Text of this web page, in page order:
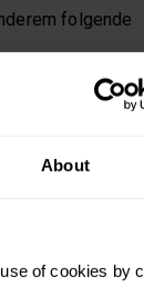
About
of cookies by
folgende